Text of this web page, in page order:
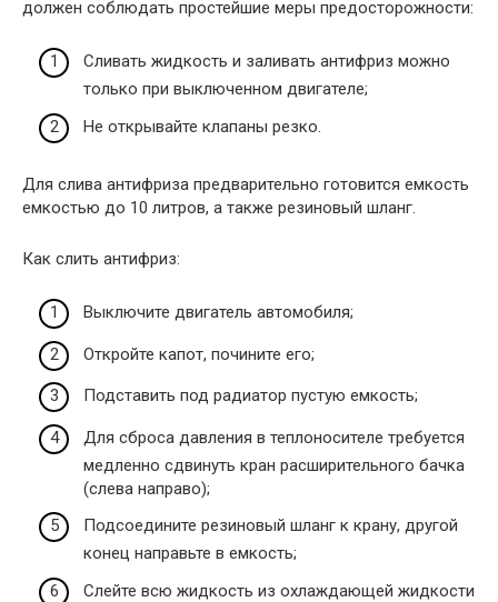
должен соблюдать простейшие меры предосторожности:
Сливать жидкость и заливать антифриз можно
только при выключенном двигателе;
Не открывайте клапаны резко.
Для слива антифриза предварительно готовится емкость
емкостью до 10 литров, а также резиновый шланг.
Как слить антифриз:
Выключите двигатель автомобиля;
Откройте капот, почините его;
Подставить под радиатор пустую емкость;
Для сброса давления в теплоносителе требуется
медленно сдвинуть кран расширительного бачка
(слева направо);
Подсоедините резиновый шланг к крану, другой
конец направьте в емкость;
Слейте всю жидкость из охлаждающей жидкости